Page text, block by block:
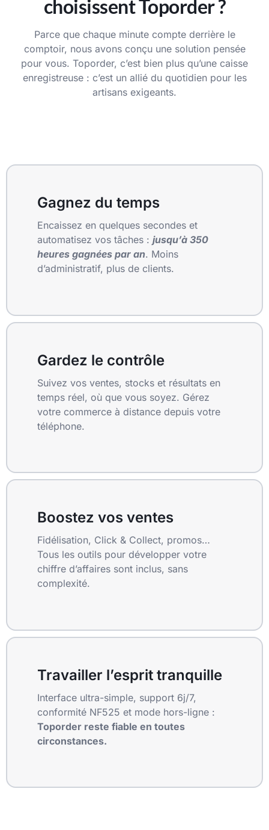
choisissent Toporder ?
Parce que chaque minute compte derrière le
comptoir, nous avons conçu une solution pensée
pour vous. Toporder, c’est bien plus qu’une caisse
enregistreuse : c’est un allié du quotidien pour les
artisans exigeants.
Gagnez du temps
Encaissez en quelques secondes et
automatisez vos tâches : jusqu’à 350
heures gagnées par an. Moins
d’administratif, plus de clients.
Gardez le contrôle
Suivez vos ventes, stocks et résultats en
temps réel, où que vous soyez. Gérez
votre commerce à distance depuis votre
téléphone.
Boostez vos ventes
Fidélisation, Click & Collect, promos…
Tous les outils pour développer votre
chiffre d’affaires sont inclus, sans
complexité.
Travailler l’esprit tranquille
Interface ultra-simple, support 6j/7,
conformité NF525 et mode hors-ligne :
Toporder reste fiable en toutes
circonstances.